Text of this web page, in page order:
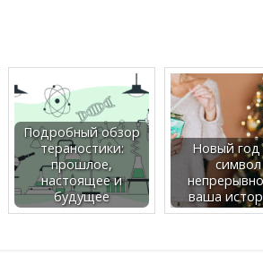
Подробный обзор
тераностики:
прошлое,
настоящее и
будущее
Новый год
символ
ваша